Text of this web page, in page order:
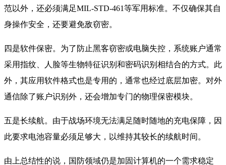
范以外，还必须满足MIL-STD-461等军用标准。不仅确保其自
身操作安全，还要避免敌窃密。
四是软件保密。为了防止黑客窃密或电脑失控，系统账户通常
采用指纹、人脸等生物特征识别和密码识别相结合的方式。此
外，其应用软件格式也是专用的，通常也经过底层加密。对外
通信除了账户识别外，还会增加专门的物理保密模块。
五是长续航。由于战场环境无法满足随时随地的充电保障，因
此要求电池容量必须足够大，以维持其较长的续航时间。
由上总结性的说，国防领域仍是加固计算机的一个需求稳定